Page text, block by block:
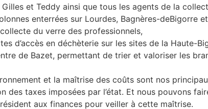
et Teddy ainsi que tous les agents de la
enterrées sur Lourdes, Bagnères-deBigorre
du verre des professionnels,
d’accès en déchèterie sur les sites de la Haute-
de Bazet, permettant de trier et valoriser les
et la maîtrise des coûts sont nos
des taxes imposées par l’état. Et nous pouvons
aux finances pour veiller à cette maîtrise.